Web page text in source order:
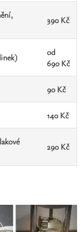
390 Kč
od
690 Kč
90 Kč
140 Kč
290 Kč